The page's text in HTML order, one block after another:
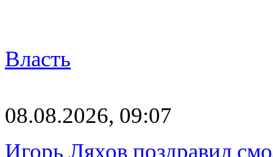
Власть
08.08.2026, 09:07
Игорь Ляхов поздравил